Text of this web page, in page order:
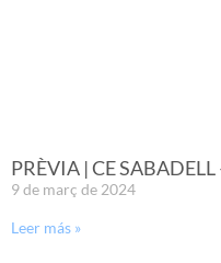
PRÈVIA | CE
9 de març de 2024
Leer más »